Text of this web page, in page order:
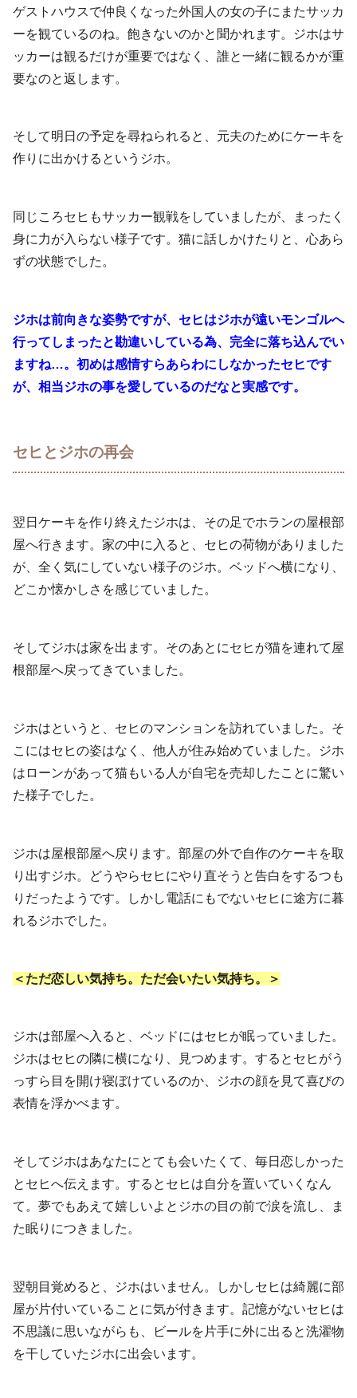
ゲストハウスで仲良くなった外国人の女の子にまたサッカ
ーを観ているのね。飽きないのかと聞かれます。ジホはサ
ッカーは観るだけが重要ではなく、誰と一緒に観るかが重
要なのと返します。
そして明日の予定を尋ねられると、元夫のためにケーキを
作りに出かけるというジホ。
同じころセヒもサッカー観戦をしていましたが、まったく
身に力が入らない様子です。猫に話しかけたりと、心あら
ずの状態でした。
ジホは前向きな姿勢ですが、セヒはジホが遠いモンゴルへ
行ってしまったと勘違いしている為、完全に落ち込んでい
ますね…。初めは感情すらあらわにしなかったセヒです
が、相当ジホの事を愛しているのだなと実感です。
セヒとジホの再会
翌日ケーキを作り終えたジホは、その足でホランの屋根部
屋へ行きます。家の中に入ると、セヒの荷物がありました
が、全く気にしていない様子のジホ。ベッドへ横になり、
どこか懐かしさを感じていました。
そしてジホは家を出ます。そのあとにセヒが猫を連れて屋
根部屋へ戻ってきていました。
ジホはというと、セヒのマンションを訪れていました。そ
こにはセヒの姿はなく、他人が住み始めていました。ジホ
はローンがあって猫もいる人が自宅を売却したことに驚い
た様子でした。
ジホは屋根部屋へ戻ります。部屋の外で自作のケーキを取
り出すジホ。どうやらセヒにやり直そうと告白をするつも
りだったようです。しかし電話にもでないセヒに途方に暮
れるジホでした。
＜ただ恋しい気持ち。ただ会いたい気持ち。＞
ジホは部屋へ入ると、ベッドにはセヒが眠っていました。
ジホはセヒの隣に横になり、見つめます。するとセヒがう
っすら目を開け寝ぼけているのか、ジホの顔を見て喜びの
表情を浮かべます。
そしてジホはあなたにとても会いたくて、毎日恋しかった
とセヒへ伝えます。するとセヒは自分を置いていくなん
て。夢でもあえて嬉しいよとジホの目の前で涙を流し、ま
た眠りにつきました。
翌朝目覚めると、ジホはいません。しかしセヒは綺麗に部
屋が片付いていることに気が付きます。記憶がないセヒは
不思議に思いながらも、ビールを片手に外に出ると洗濯物
を干していたジホに出会います。